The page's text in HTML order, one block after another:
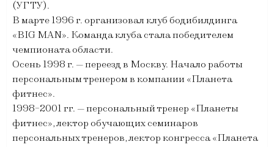
(УГТУ).
В марте 1996 г. организовал клуб бодибилдинга
«BIG MAN». Команда клуба стала победителем
чемпионата области.
Осень 1998 г. — переезд в Москву. Начало работы
персональным тренером в компании «Планета
фитнес».
1998-2001 гг. — персональный тренер «Планеты
фитнес», лектор обучающих семинаров
персональных тренеров, лектор конгресса «Планета